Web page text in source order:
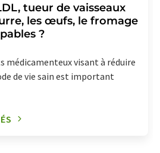
tueur de vaisseaux
les œufs, le fromage
?
visant à réduire
de vie sain est important